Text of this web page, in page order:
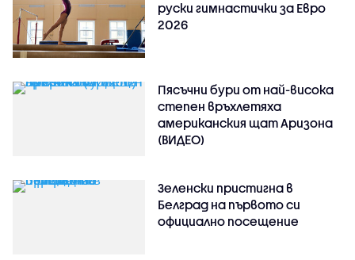
руски гимнастички за Евро
2026
Пясъчни бури от най-висока
степен връхлетяха
американския щат Аризона
(ВИДЕО)
Зеленски пристигна в
Белград на първото си
официално посещение